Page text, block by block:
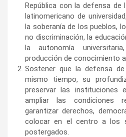
República con la defensa de
latinomericano de
la soberanía de los pueblos,
no discriminación, la
la autonomía
producción de conocimiento
Sostener que la defensa
mismo tiempo, su
preservar las instituciones
ampliar las condiciones
garantizar derechos,
colocar en el centro a los
postergados.